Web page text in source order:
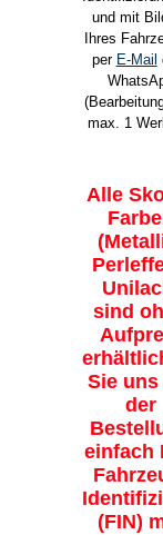
und mit
Ihres
per E-Mail
max. 1
Alle
sind
Sie uns
der
einfach
(FIN)